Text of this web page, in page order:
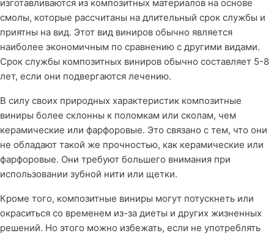
изготавливаются из композитных материалов на основе
смолы, которые рассчитаны на длительный срок службы и
приятны на вид. Этот вид виниров обычно является
наиболее экономичным по сравнению с другими видами.
Срок службы композитных виниров обычно составляет 5-8
лет, если они подвергаются лечению.
В силу своих природных характеристик композитные
виниры более склонны к поломкам или сколам, чем
керамические или фарфоровые. Это связано с тем, что они
не обладают такой же прочностью, как керамические или
фарфоровые. Они требуют большего внимания при
использовании зубной нити или щетки.
Кроме того, композитные виниры могут потускнеть или
окраситься со временем из-за диеты и других жизненных
решений. Но этого можно избежать, если не употреблять